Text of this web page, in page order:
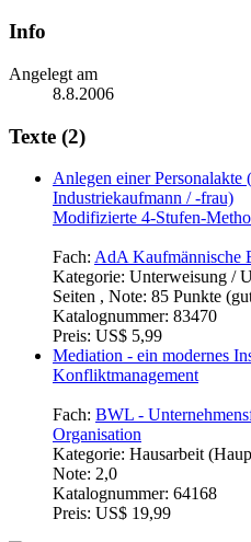
Info
Angelegt am
8.8.2006
Texte (2)
Anlegen einer Personalakte
Industriekaufmann / -frau)
Modifizierte 4-Stufen-
Fach: AdA Kaufmännische
Kategorie: Unterweisung /
Seiten , Note: 85 Punkte
Katalognummer: 83470
Preis: US$ 5,99
Mediation - ein modernes
Konfliktmanagement
Fach: BWL -
Organisation
Kategorie: Hausarbeit
Note: 2,0
Katalognummer: 64168
Preis: US$ 19,99